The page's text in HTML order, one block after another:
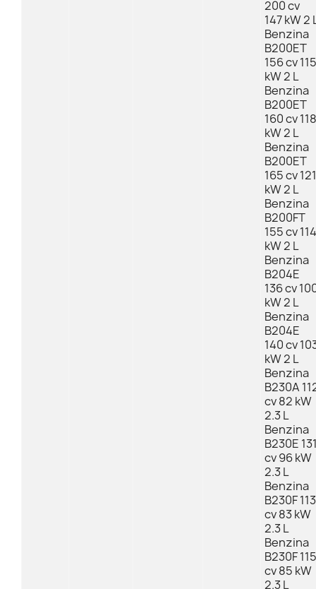
200 cv
147 kW 2
Benzina
B200ET
156 cv 115
kW 2 L
Benzina
B200ET
160 cv 118
kW 2 L
Benzina
B200ET
165 cv 121
kW 2 L
Benzina
B200FT
155 cv 114
kW 2 L
Benzina
B204E
136 cv
kW 2 L
Benzina
B204E
140 cv
kW 2 L
Benzina
B230A
cv 82 kW
2.3 L
Benzina
B230E
cv 96 kW
2.3 L
Benzina
B230F 113
cv 83 kW
2.3 L
Benzina
B230F 115
cv 85 kW
2.3 L